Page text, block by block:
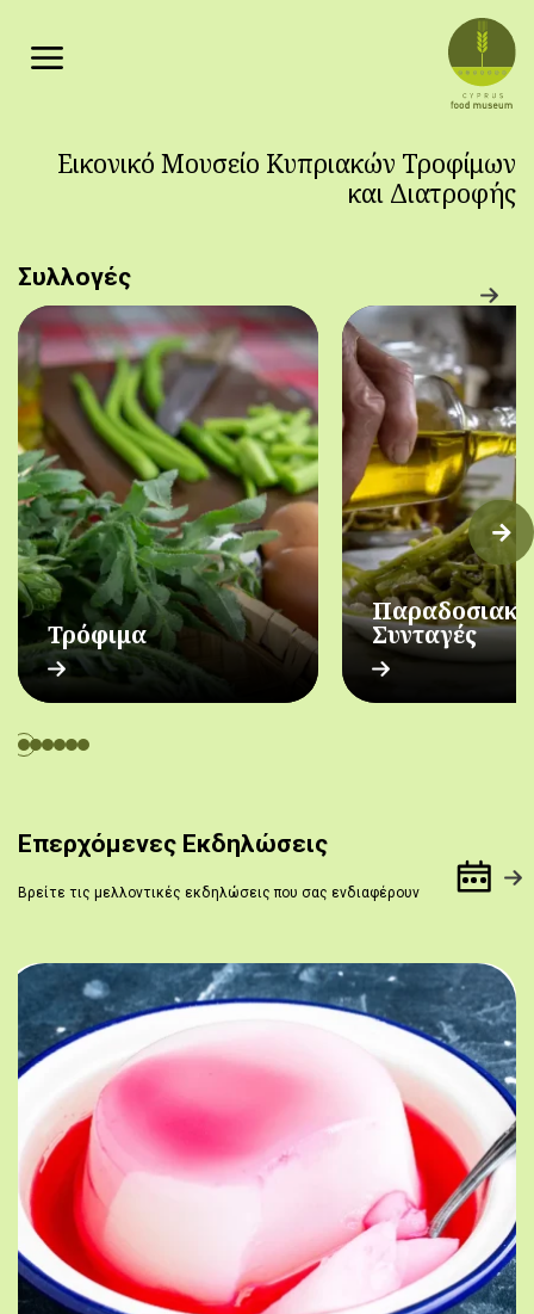
Εικονικό Μουσείο Κυπριακών Τροφίμων
και Διατροφής
Συλλογές
Τρόφιμα Συνταγές
Επερχόμενες Εκδηλώσεις
Βρείτε τις μελλοντικές εκδηλώσεις που σας ενδιαφέρουν